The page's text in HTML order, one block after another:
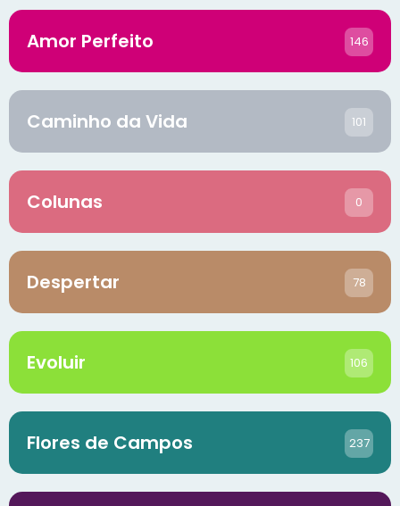
Amor Perfeito 146
Caminho da Vida 101
Colunas 0
Despertar 78
Evoluir 106
Flores de Campos 237